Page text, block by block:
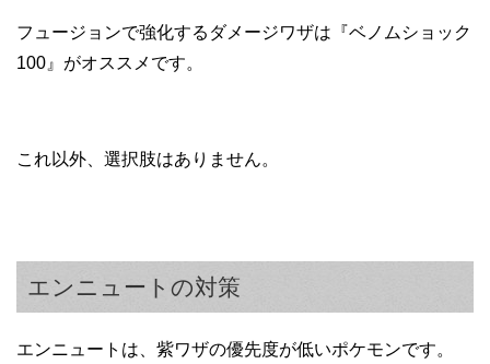
フュージョンで強化するダメージワザは『ベノムショック
100』がオススメです。
これ以外、選択肢はありません。
エンニュートの対策
エンニュートは、紫ワザの優先度が低いポケモンです。